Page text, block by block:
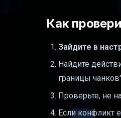
Как
Зайдите в
Найдите
границы
Проверьте, не
Если конфликт